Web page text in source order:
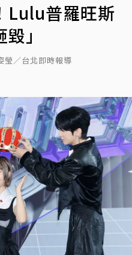
Lulu普羅旺斯
」
瑩／台北即時報導